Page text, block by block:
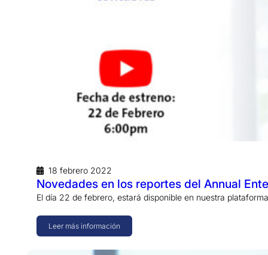
18 febrero 2022
Novedades en los reportes del Annual
El día 22 de febrero, estará disponible en nuestra
Leer más información